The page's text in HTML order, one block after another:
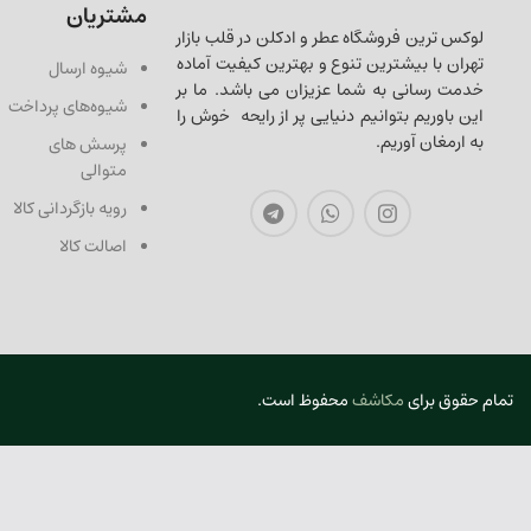
لوکس ترین فروشگاه عطر و ادکلن در قلب بازار
تهران با بیشترین تنوع و بهترین کیفیت آماده
خدمت رسانی به شما عزیزان می باشد. ما بر
این باوریم بتوانیم دنیایی پر از رایحه خوش را
به ارمغان آوریم.
مشتریان
شیوه ارسال
شیوه‌های پرداخت
پرسش های
متوالی
رویه بازگردانی کالا
اصالت کالا
تمام حقوق برایمکاشفمحفوظ است.